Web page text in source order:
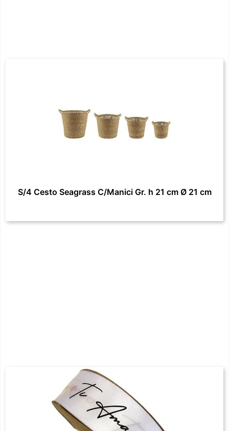
S/4 Cesto Seagrass C/Manici Gr. h 21 cm Ø 21 cm